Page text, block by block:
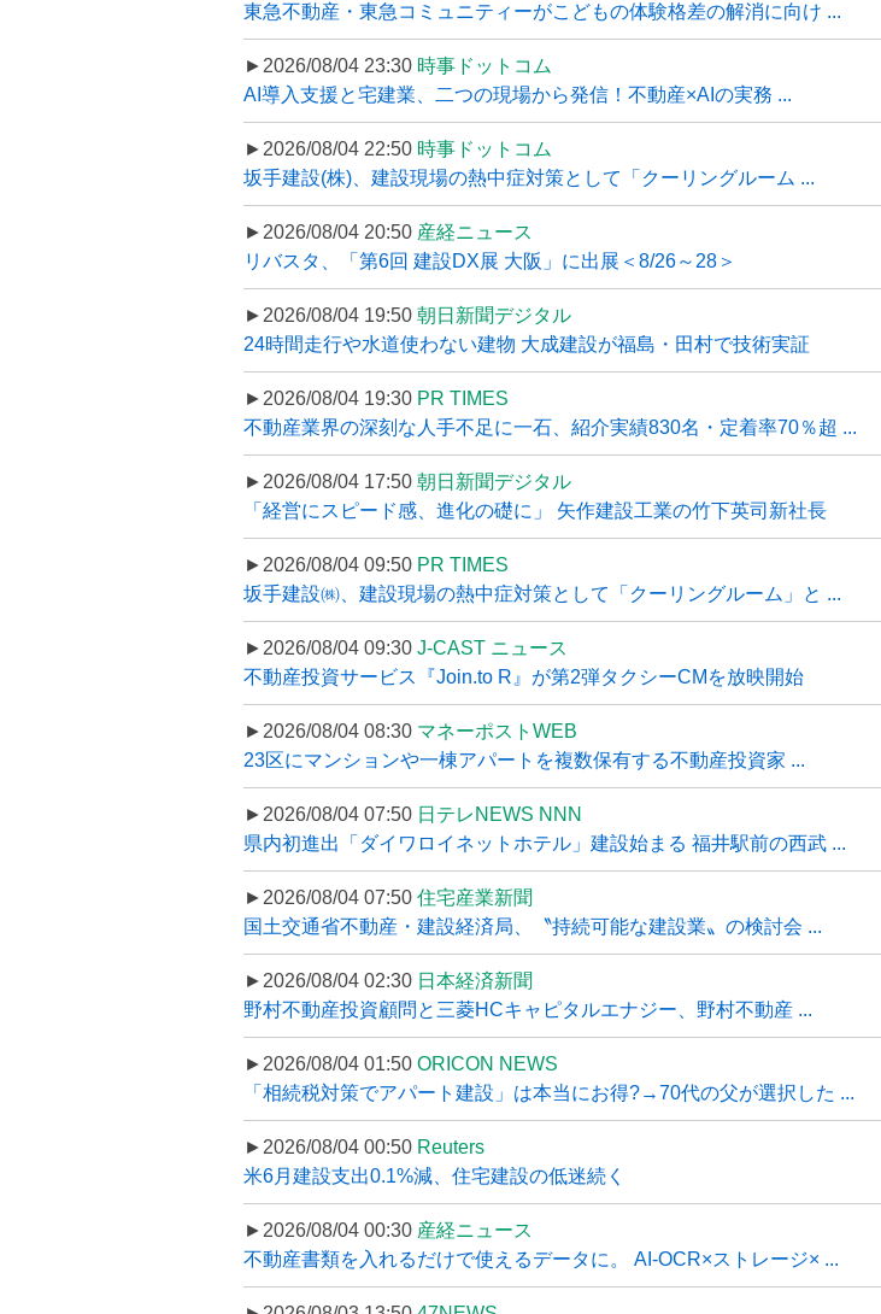
東急不動産・東急コミュニティーがこどもの体験格差の解消に向け ...
►2026/08/04 23:30 時事ドットコム
AI導入支援と宅建業、二つの現場から発信！不動産×AIの実務 ...
►2026/08/04 22:50 時事ドットコム
坂手建設(株)、建設現場の熱中症対策として「クーリングルーム ...
►2026/08/04 20:50 産経ニュース
リバスタ、「第6回 建設DX展 大阪」に出展＜8/26～28＞
►2026/08/04 19:50 朝日新聞デジタル
24時間走行や水道使わない建物 大成建設が福島・田村で技術実証
►2026/08/04 19:30 PR TIMES
不動産業界の深刻な人手不足に一石、紹介実績830名・定着率70％超 ...
►2026/08/04 17:50 朝日新聞デジタル
「経営にスピード感、進化の礎に」 矢作建設工業の竹下英司新社長
►2026/08/04 09:50 PR TIMES
坂手建設㈱、建設現場の熱中症対策として「クーリングルーム」と ...
►2026/08/04 09:30 J-CAST ニュース
不動産投資サービス『Join.to R』が第2弾タクシーCMを放映開始
►2026/08/04 08:30 マネーポストWEB
23区にマンションや一棟アパートを複数保有する不動産投資家 ...
►2026/08/04 07:50 日テレNEWS NNN
県内初進出「ダイワロイネットホテル」建設始まる 福井駅前の西武 ...
►2026/08/04 07:50 住宅産業新聞
国土交通省不動産・建設経済局、〝持続可能な建設業〟の検討会 ...
►2026/08/04 02:30 日本経済新聞
野村不動産投資顧問と三菱HCキャピタルエナジー、野村不動産 ...
►2026/08/04 01:50 ORICON NEWS
「相続税対策でアパート建設」は本当にお得?→70代の父が選択した ...
►2026/08/04 00:50 Reuters
米6月建設支出0.1%減、住宅建設の低迷続く
►2026/08/04 00:30 産経ニュース
不動産書類を入れるだけで使えるデータに。 AI-OCR×ストレージ× ...